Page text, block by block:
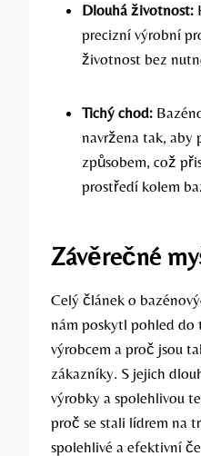
Dlouhá životnost:
precizní výrobní
životnost bez
Tichý chod:
navržena tak, aby
způsobem, což
prostředí kolem
Závěrečné
Celý článek o
nám poskytl pohled do
výrobcem a proč jsou
zákazníky. S jejich
výrobky a spolehlivou
proč se stali lídrem na
spolehlivé a efektivní